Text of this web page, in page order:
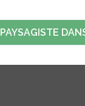
PAYSAGISTE